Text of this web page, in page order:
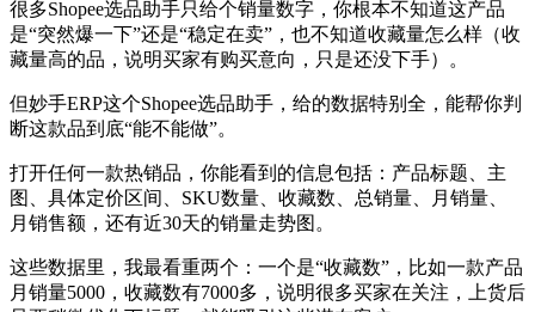
很多Shopee选品助手只给个销量数字，你根本不知道这产品
是“突然爆一下”还是“稳定在卖”，也不知道收藏量怎么样（收
藏量高的品，说明买家有购买意向，只是还没下手）。
但妙手ERP这个Shopee选品助手，给的数据特别全，能帮你判
断这款品到底“能不能做”。
打开任何一款热销品，你能看到的信息包括：产品标题、主
图、具体定价区间、SKU数量、收藏数、总销量、月销量、
月销售额，还有近30天的销量走势图。
这些数据里，我最看重两个：一个是“收藏数”，比如一款产品
月销量5000，收藏数有7000多，说明很多买家在关注，上货后